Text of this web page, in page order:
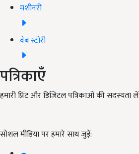
मशीनरी
वेब स्टोरी
पत्रिकाएँ
हमारी प्रिंट और डिजिटल पत्रिकाओं की सदस्यता लें
सोशल मीडिया पर हमारे साथ जुड़ें: